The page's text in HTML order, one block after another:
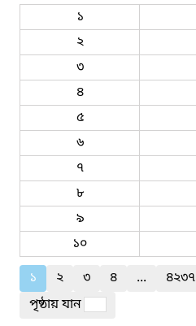
১
২
৩
৪
৫
৬
৭
৮
৯
১০
১
২ ৩ ৪ ... ৪২৩৭
পৃষ্ঠায় যান